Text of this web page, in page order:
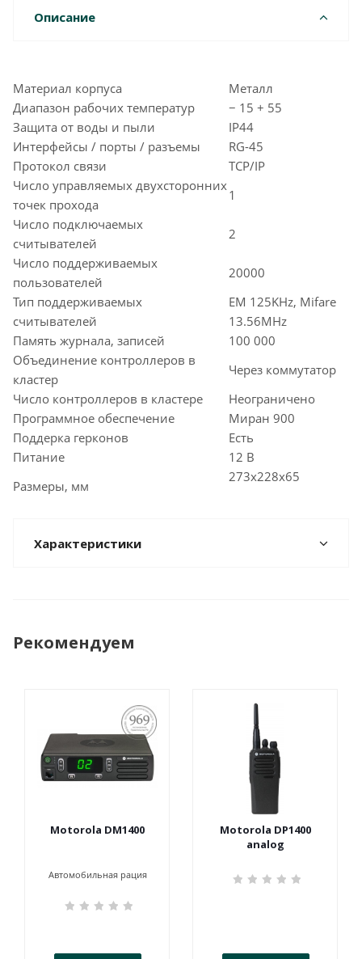
Описание
Материал корпуса
Металл
Диапазон рабочих температур
− 15 + 55
Защита от воды и пыли
IP44
Интерфейсы / порты / разъемы
RG-45
Протокол связи
TCP/IP
Число управляемых двухсторонних
точек прохода
1
Число подключаемых
считывателей
2
Число поддерживаемых
пользователей
20000
Тип поддерживаемых
считывателей
EM 125KHz, Mifare
13.56MHz
Память журнала, записей
100 000
Объединение контроллеров в
кластер
Через коммутатор
Число контроллеров в кластере
Неограничено
Программное обеспечение
Миран 900
Поддерка герконов
Есть
Питание
12 В
Размеры, мм
273х228х65
Характеристики
Рекомендуем
ПОСТАНОВЛЕНИЕ
969
Motorola DM1400
Автомобильная рация
Motorola DP1400
analog